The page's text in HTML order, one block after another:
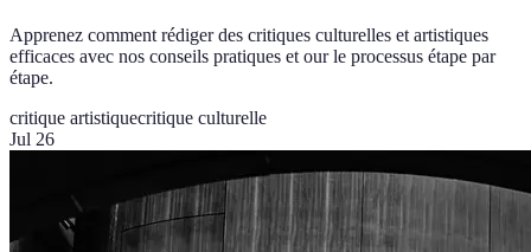
Apprenez comment rédiger des critiques culturelles et artistiques
efficaces avec nos conseils pratiques et our le processus étape par
étape.
critique artistiquecritique culturelle
Jul 26